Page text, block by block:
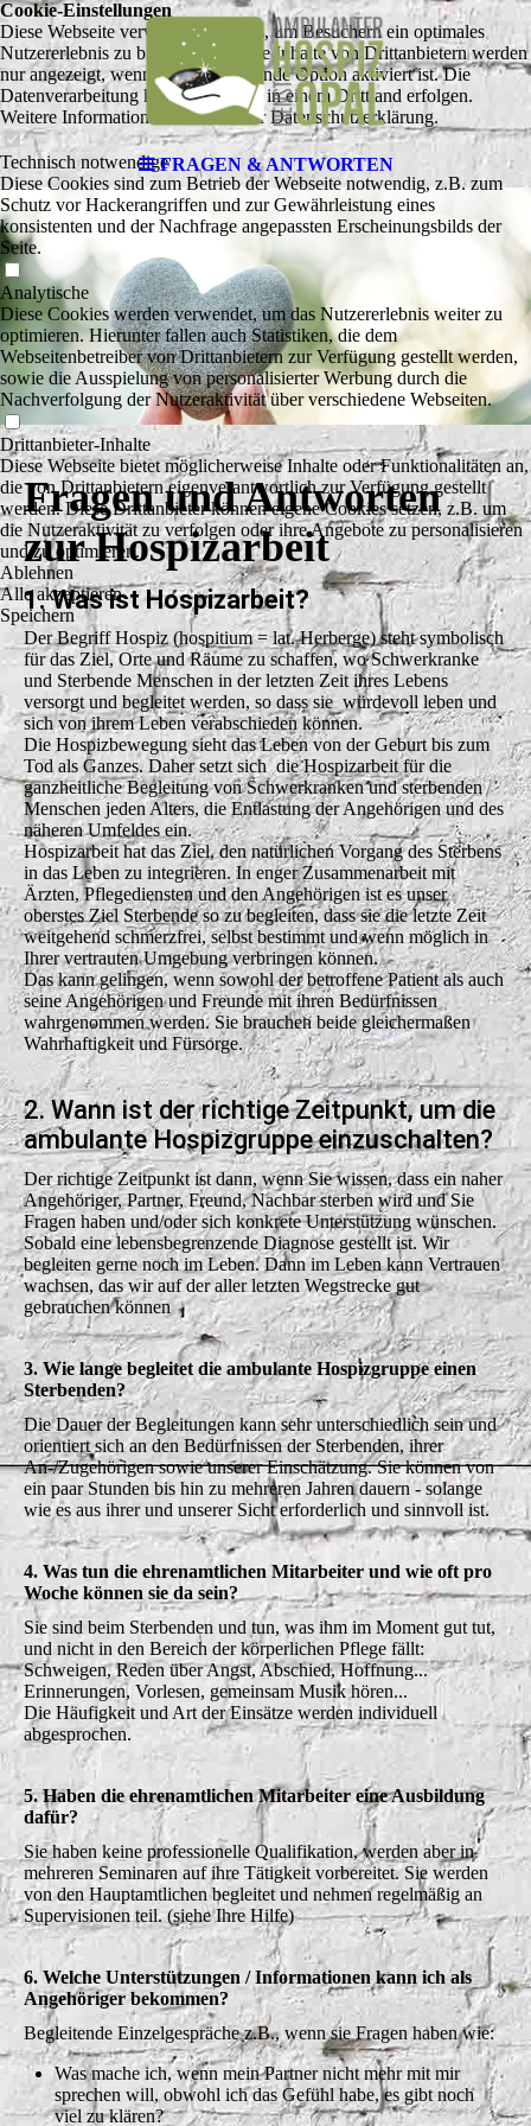
FRAGEN & ANTWORTEN
Fragen und Antworten
zur Hospizarbeit
1. Was ist Hospizarbeit?
Der Begriff Hospiz (hospitium = lat. Herberge) steht symbolisch
für das Ziel, Orte und Räume zu schaffen, wo Schwerkranke
und Sterbende Menschen in der letzten Zeit ihres Lebens
versorgt und begleitet werden, so dass sie würdevoll leben und
sich von ihrem Leben verabschieden können.
Die Hospizbewegung sieht das Leben von der Geburt bis zum
Tod als Ganzes. Daher setzt sich die Hospizarbeit für die
ganzheitliche Begleitung von Schwerkranken und sterbenden
Menschen jeden Alters, die Entlastung der Angehörigen und des
näheren Umfeldes ein.
Hospizarbeit hat das Ziel, den natürlichen Vorgang des Sterbens
in das Leben zu integrieren. In enger Zusammenarbeit mit
Ärzten, Pflegediensten und den Angehörigen ist es unser
oberstes Ziel Sterbende so zu begleiten, dass sie die letzte Zeit
weitgehend schmerzfrei, selbst bestimmt und wenn möglich in
Ihrer vertrauten Umgebung verbringen können.
Das kann gelingen, wenn sowohl der betroffene Patient als auch
seine Angehörigen und Freunde mit ihren Bedürfnissen
wahrgenommen werden. Sie brauchen beide gleichermaßen
Wahrhaftigkeit und Fürsorge.
2. Wann ist der richtige Zeitpunkt, um die
ambulante Hospizgruppe einzuschalten?
Der richtige Zeitpunkt ist dann, wenn Sie wissen, dass ein naher
Angehöriger, Partner, Freund, Nachbar sterben wird und Sie
Fragen haben und/oder sich konkrete Unterstützung wünschen.
Sobald eine lebensbegrenzende Diagnose gestellt ist. Wir
begleiten gerne noch im Leben. Dann im Leben kann Vertrauen
wachsen, das wir auf der aller letzten Wegstrecke gut
gebrauchen können
3. Wie lange begleitet die ambulante Hospizgruppe einen
Sterbenden?
Die Dauer der Begleitungen kann sehr unterschiedlich sein und
orientiert sich an den Bedürfnissen der Sterbenden, ihrer
An-/Zugehörigen sowie unserer Einschätzung. Sie können von
ein paar Stunden bis hin zu mehreren Jahren dauern - solange
wie es aus ihrer und unserer Sicht erforderlich und sinnvoll ist.
4. Was tun die ehrenamtlichen Mitarbeiter und wie oft pro
Woche können sie da sein?
Sie sind beim Sterbenden und tun, was ihm im Moment gut tut,
und nicht in den Bereich der körperlichen Pflege fällt:
Schweigen, Reden über Angst, Abschied, Hoffnung...
Erinnerungen, Vorlesen, gemeinsam Musik hören...
Die Häufigkeit und Art der Einsätze werden individuell
abgesprochen.
5. Haben die ehrenamtlichen Mitarbeiter eine Ausbildung
dafür?
Sie haben keine professionelle Qualifikation, werden aber in
mehreren Seminaren auf ihre Tätigkeit vorbereitet. Sie werden
von den Hauptamtlichen begleitet und nehmen regelmäßig an
Supervisionen teil. (siehe Ihre Hilfe)
6. Welche Unterstützungen / Informationen kann ich als
Angehöriger bekommen?
Begleitende Einzelgespräche z.B., wenn sie Fragen haben wie:
Was mache ich, wenn mein Partner nicht mehr mit mir
sprechen will, obwohl ich das Gefühl habe, es gibt noch
viel zu klären?
Cookie-Einstellungen
Diese Webseite verwendet Cookies, um Besuchern ein optimales
Nutzererlebnis zu bieten. Bestimmte Inhalte von Drittanbietern werden
nur angezeigt, wenn die entsprechende Option aktiviert ist. Die
Datenverarbeitung kann dann auch in einem Drittland erfolgen.
Weitere Informationen hierzu in der Datenschutzerklärung.
Technisch notwendige
Diese Cookies sind zum Betrieb der Webseite notwendig, z.B. zum
Schutz vor Hackerangriffen und zur Gewährleistung eines
konsistenten und der Nachfrage angepassten Erscheinungsbilds der
Seite.
Analytische
Diese Cookies werden verwendet, um das Nutzererlebnis weiter zu
optimieren. Hierunter fallen auch Statistiken, die dem
Webseitenbetreiber von Drittanbietern zur Verfügung gestellt werden,
sowie die Ausspielung von personalisierter Werbung durch die
Nachverfolgung der Nutzeraktivität über verschiedene Webseiten.
Drittanbieter-Inhalte
Diese Webseite bietet möglicherweise Inhalte oder Funktionalitäten an,
die von Drittanbietern eigenverantwortlich zur Verfügung gestellt
werden. Diese Drittanbieter können eigene Cookies setzen, z.B. um
die Nutzeraktivität zu verfolgen oder ihre Angebote zu personalisieren
und zu optimieren.
Ablehnen
Alle akzeptieren
Speichern